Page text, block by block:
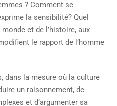
? Comment se
la sensibilité? Quel
et de l’histoire, aux
le rapport de l’homme
dans la mesure où la culture
un raisonnement, de
et d’argumenter sa